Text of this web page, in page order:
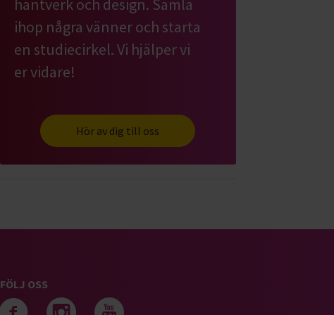
hantverk och design. Samla
ihop några vänner och starta
en studiecirkel. Vi hjälper vi
er vidare!
Hör av dig till oss
FÖLJ OSS